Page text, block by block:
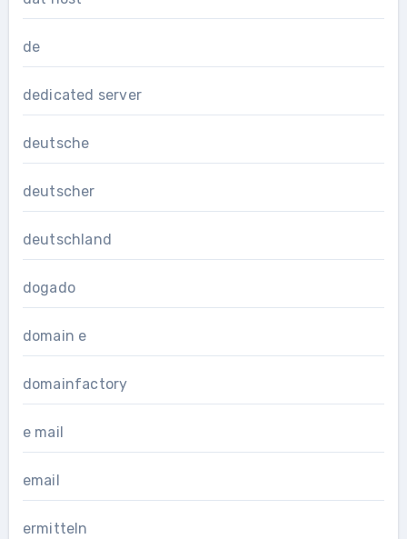
de
dedicated server
deutsche
deutscher
deutschland
dogado
domain e
domainfactory
e mail
email
ermitteln